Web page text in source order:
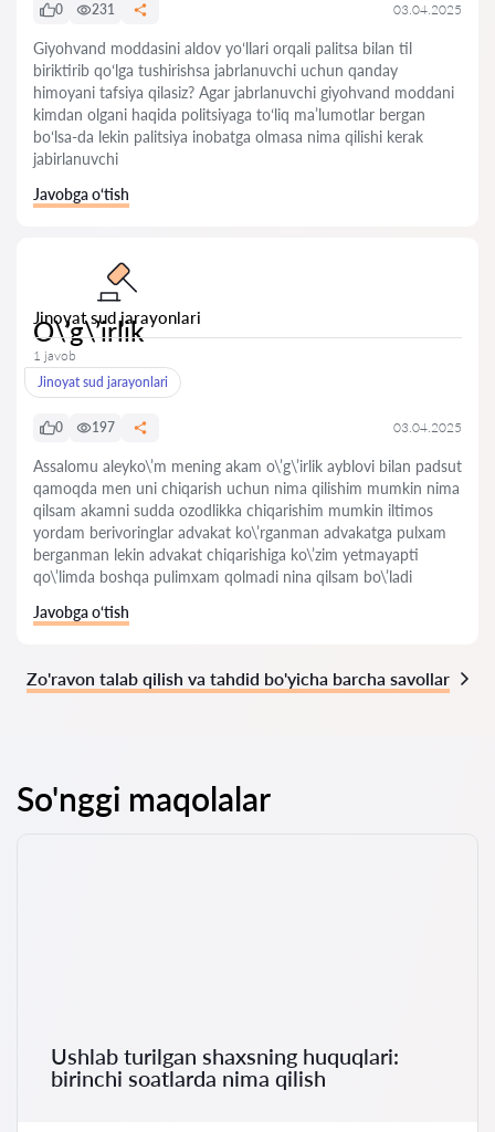
0 231 03.04.2025
Giyohvand moddasini aldov yoʻllari orqali palitsa bilan til
biriktirib qoʻlga tushirishsa jabrlanuvchi uchun qanday
himoyani tafsiya qilasiz? Agar jabrlanuvchi giyohvand moddani
kimdan olgani haqida politsiyaga toʻliq maʼlumotlar bergan
boʻlsa-da lekin palitsiya inobatga olmasa nima qilishi kerak
jabirlanuvchi
Javobga o‘tish
Jinoyat sud jarayonlari
O\’g\’irlik
1 javob
Jinoyat sud jarayonlari
0 197 03.04.2025
Assalomu aleyko\’m mening akam o\’g\’irlik ayblovi bilan padsut
qamoqda men uni chiqarish uchun nima qilishim mumkin nima
qilsam akamni sudda ozodlikka chiqarishim mumkin iltimos
yordam berivoringlar advakat ko\’rganman advakatga pulxam
berganman lekin advakat chiqarishiga ko\’zim yetmayapti
qo\’limda boshqa pulimxam qolmadi nina qilsam bo\’ladi
Javobga o‘tish
Zo'ravon talab qilish va tahdid bo'yicha barcha savollar
So'nggi maqolalar
Ushlab turilgan shaxsning huquqlari:
birinchi soatlarda nima qilish